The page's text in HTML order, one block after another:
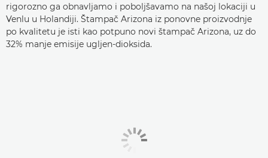
rigorozno ga obnavljamo i poboljšavamo na našoj lokaciji u
Venlu u Holandiji. Štampač Arizona iz ponovne proizvodnje
po kvalitetu je isti kao potpuno novi štampač Arizona, uz do
32% manje emisije ugljen-dioksida.